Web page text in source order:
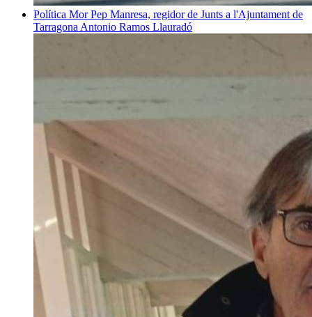
Política Mor Pep Manresa, regidor de Junts a l'Ajuntament de
Tarragona Antonio Ramos Llauradó